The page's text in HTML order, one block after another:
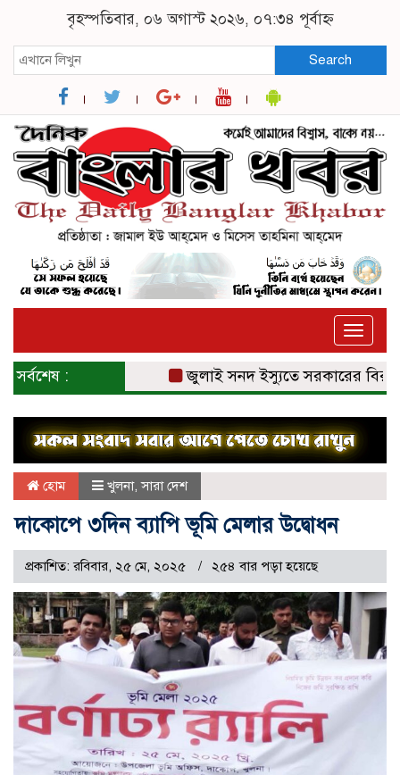
বৃহস্পতিবার, ০৬ অগাস্ট ২০২৬, ০৭:৩৪ পূর্বাহ্ন
Search
Toggle
সর্বশেষ : জুলাই সনদ ইস্যুতে সরকারের বিরুদ্ধে
হোম খুলনা,সারা দেশ
দাকোপে ৩দিন ব্যাপি ভূমি মেলার উদ্বোধন
প্রকাশিত: রবিবার, ২৫ মে, ২০২৫ ২৫৪ বার পড়া হয়েছে